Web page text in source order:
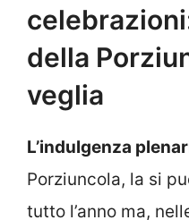
della
veglia
L’indulgenza
Porziuncola, la si
tutto l’anno ma,